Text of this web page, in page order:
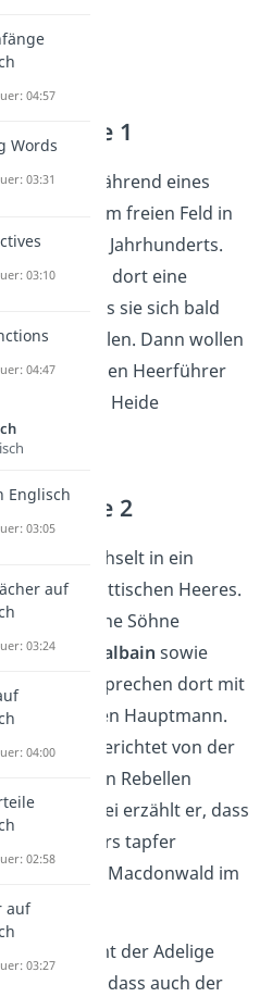
— Szene 1
spielt während eines
auf einem freien Feld in
des 11. Jahrhunderts.
treffen dort eine
dass sie sich bald
treffen wollen. Dann wollen
schottischen Heerführer
auf einer Heide
— Szene 2
wechselt in ein
des schottischen Heeres.
Duncan
, seine Söhne
und Donalbain sowie
Adelige sprechen dort mit
verwundeten Hauptmann.
berichtet von der
gegen den Rebellen
. Dabei erzählt er, dass
besonders tapfer
hat und Macdonwald im
tötete.
darauf kommt der Adelige
. Er berichtet, dass auch der
04:57
Words
03:31
03:10
04:47
Englisch
03:05
auf
03:24
04:00
02:58
auf
03:27